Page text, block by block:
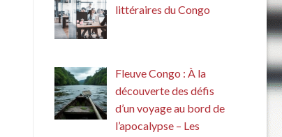
littéraires du Congo
Fleuve Congo : À la
découverte des défis
d’un voyage au bord de
l’apocalypse – Les